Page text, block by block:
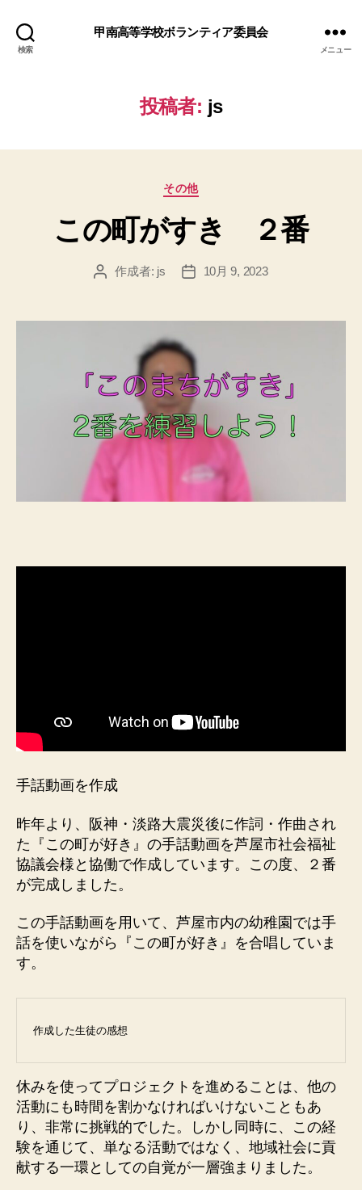
検索
甲南高等学校ボランティア委員会
メニュー
投稿者: js
カ
ゴ
リ
その他
この町がすき ２番
投
作成者: js
投
10月 9, 2023
手話動画を作成
昨年より、阪神・淡路大震災後に作詞・作曲され
た『この町が好き』の手話動画を芦屋市社会福祉
協議会様と協働で作成しています。この度、２番
が完成しました。
この手話動画を用いて、芦屋市内の幼稚園では手
話を使いながら『この町が好き』を合唱していま
す。
作成した生徒の感想
休みを使ってプロジェクトを進めることは、他の
活動にも時間を割かなければいけないこともあ
り、非常に挑戦的でした。しかし同時に、この経
験を通じて、単なる活動ではなく、地域社会に貢
献する一環としての自覚が一層強まりました。